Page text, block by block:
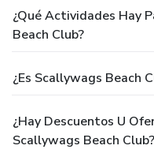
¿Qué Actividades Hay
Beach Club?
¿Es Scallywags Beach
¿Hay Descuentos U
Scallywags Beach Club?